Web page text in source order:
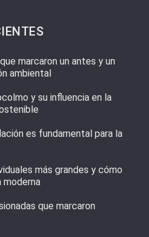
marcaron un antes y un
ambiental
y su influencia en la
es fundamental para la
más grandes y cómo
moderna
que marcaron